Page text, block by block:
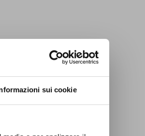
sui cookie
tutto a portata
in tutte le
di gran moda per